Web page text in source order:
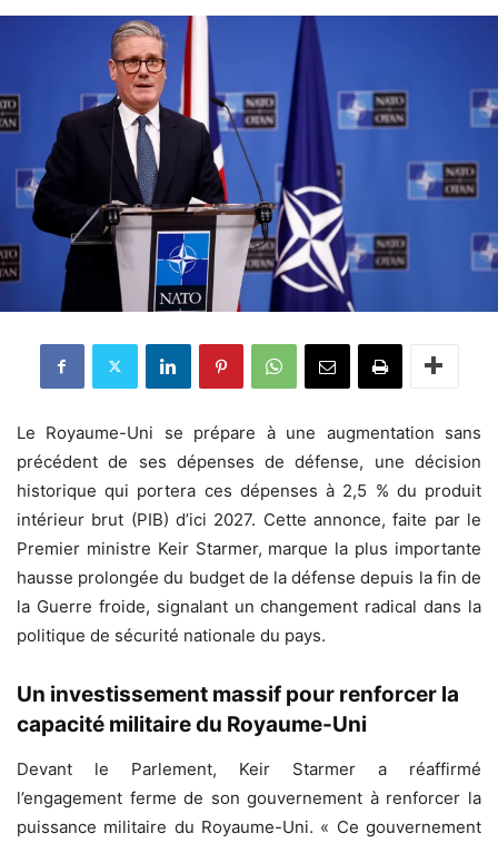
Le Royaume-Uni se prépare à une augmentation sans
précédent de ses dépenses de défense, une décision
historique qui portera ces dépenses à 2,5 % du produit
intérieur brut (PIB) d’ici 2027. Cette annonce, faite par le
Premier ministre Keir Starmer, marque la plus importante
hausse prolongée du budget de la défense depuis la fin de
la Guerre froide, signalant un changement radical dans la
politique de sécurité nationale du pays.
Un investissement massif pour renforcer la
capacité militaire du Royaume-Uni
Devant le Parlement, Keir Starmer a réaffirmé
l’engagement ferme de son gouvernement à renforcer la
puissance militaire du Royaume-Uni. « Ce gouvernement